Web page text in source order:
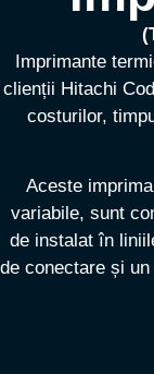
Imprimante
clienții Hitachi
costurilor,
Aceste
variabile, sunt
de instalat în
de conectare și